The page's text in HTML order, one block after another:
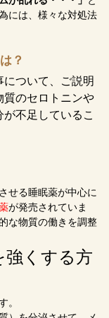
には、様々な対処法
？
ついて、ご説明
質のセロトニンや
不足しているこ
せる睡眠薬が中心に
が発売されていま
な物質の働きを調整
強くする方
。